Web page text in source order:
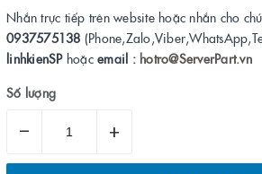
Nhắn trực tiếp trên website hoặc nhắn cho
0937575138
linhkienSPhoặc email : hotro@ServerPart.vn
Số lượng
– +